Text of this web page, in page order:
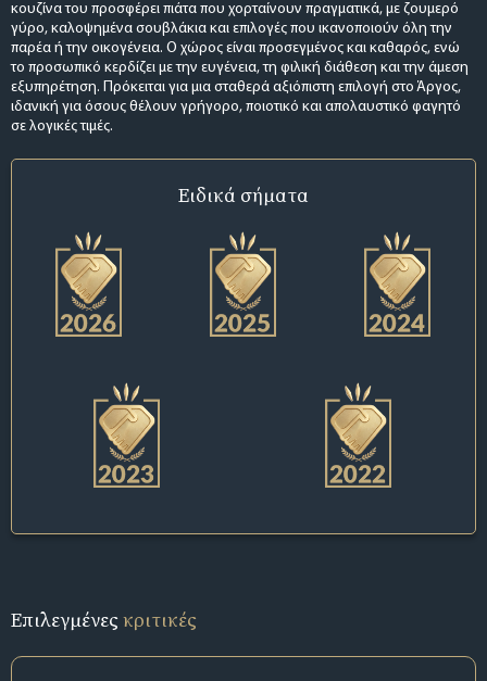
κουζίνα του προσφέρει πιάτα που χορταίνουν πραγματικά, με ζουμερό
γύρο, καλοψημένα σουβλάκια και επιλογές που ικανοποιούν όλη την
παρέα ή την οικογένεια. Ο χώρος είναι προσεγμένος και καθαρός, ενώ
το προσωπικό κερδίζει με την ευγένεια, τη φιλική διάθεση και την άμεση
εξυπηρέτηση. Πρόκειται για μια σταθερά αξιόπιστη επιλογή στο Άργος,
ιδανική για όσους θέλουν γρήγορο, ποιοτικό και απολαυστικό φαγητό
σε λογικές τιμές.
Ειδικά σήματα
Επιλεγμένεςκριτικές